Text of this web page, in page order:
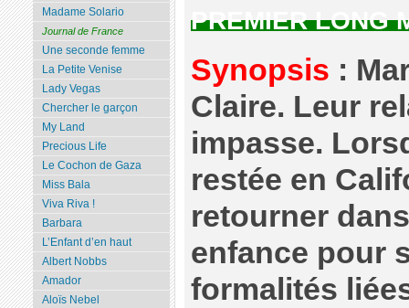
PREMIER LONG
Synopsis :
Claire. Leur
impasse.
restée en
retourner
enfance pour
formalités
Madame Solario
Journal de France
Une seconde femme
La Petite Venise
Lady Vegas
Chercher le garçon
My Land
Precious Life
Le Cochon de Gaza
Miss Bala
Viva Riva !
Barbara
L’Enfant d’en haut
Albert Nobbs
Amador
Aloïs Nebel